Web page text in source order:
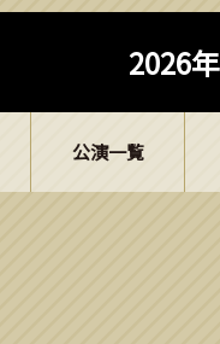
2026
公演一覧